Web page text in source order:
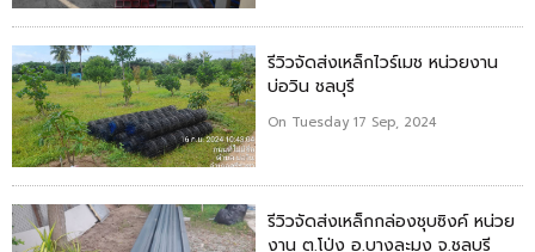
รีวิวจัดส่งเหล็กไวร์เมช หน่วยงาน
บ่อวิน ชลบุรี
On Tuesday 17 Sep, 2024
รีวิวจัดส่งเหล็กกล่องชุบซิงค์ หน่วย
งาน ต.โป่ง อ.บางละมุง จ.ชลบุรี